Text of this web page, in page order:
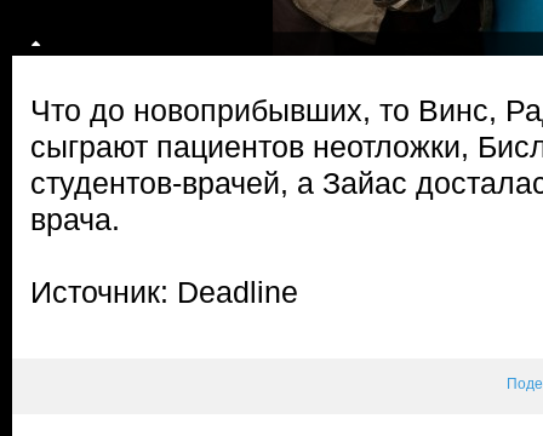
Что до новоприбывших, то Винс,
сыграют пациентов неотложки,
студентов-врачей, а Зайас
врача.
Источник: Deadline